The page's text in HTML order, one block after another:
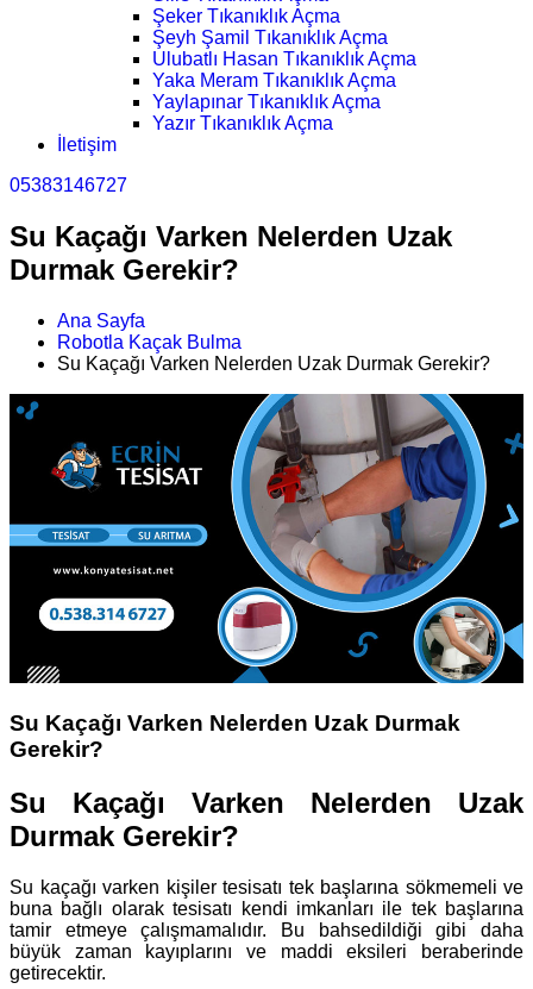
Şeker Tıkanıklık Açma
Şeyh Şamil Tıkanıklık Açma
Ulubatlı Hasan Tıkanıklık Açma
Yaka Meram Tıkanıklık Açma
Yaylapınar Tıkanıklık Açma
Yazır Tıkanıklık Açma
İletişim
05383146727
Su Kaçağı Varken Nelerden Uzak
Durmak Gerekir?
Ana Sayfa
Robotla Kaçak Bulma
Su Kaçağı Varken Nelerden Uzak Durmak Gerekir?
Su Kaçağı Varken Nelerden Uzak Durmak
Gerekir?
Su Kaçağı Varken Nelerden Uzak
Durmak Gerekir?
Su kaçağı varken kişiler tesisatı tek başlarına sökmemeli ve
buna bağlı olarak tesisatı kendi imkanları ile tek başlarına
tamir etmeye çalışmamalıdır. Bu bahsedildiği gibi daha
büyük zaman kayıplarını ve maddi eksileri beraberinde
getirecektir.